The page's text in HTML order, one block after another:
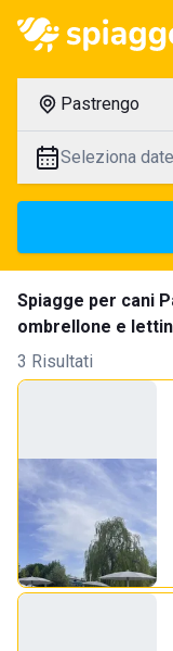
Pastrengo
Seleziona date
Spiagge per cani
ombrellone e
3 Risultati